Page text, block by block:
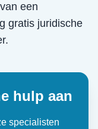
een
gratis juridische
hulp aan
specialisten